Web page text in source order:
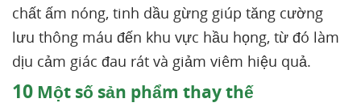
chất ấm nóng, tinh dầu gừng giúp tăng cường
lưu thông máu đến khu vực hầu họng, từ đó làm
dịu cảm giác đau rát và giảm viêm hiệu quả.
10 Một số sản phẩm thay thế